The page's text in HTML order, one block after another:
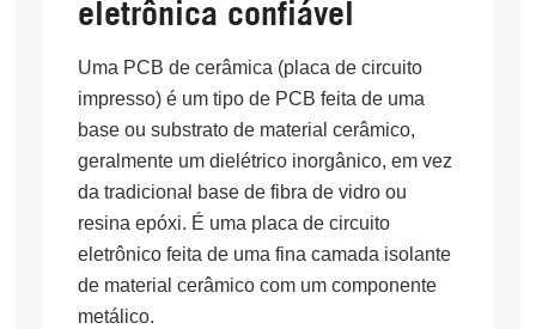
eletrônica confiável
Uma PCB de cerâmica (placa de circuito
impresso) é um tipo de PCB feita de uma
base ou substrato de material cerâmico,
geralmente um dielétrico inorgânico, em vez
da tradicional base de fibra de vidro ou
resina epóxi. É uma placa de circuito
eletrônico feita de uma fina camada isolante
de material cerâmico com um componente
metálico.